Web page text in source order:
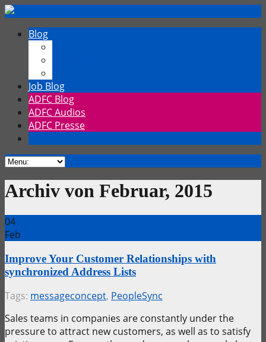
Blog
Job Blog
ADFC Blog
ADFC Audios
ADFC Presse
Archiv von Februar, 2015
04
Feb
Improve Your Customer Relationships with
synchronized Address Lists
Tags: messageconcept, PeopleSync
Sales teams in companies are constantly under the
pressure to attract new customers, as well as to satisfy